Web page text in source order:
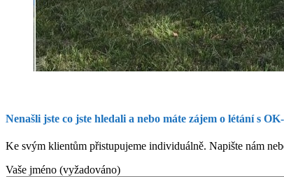
Nenašli jste co jste hledali a nebo máte zájem o létání s
Ke svým klientům přistupujeme individuálně. Napište nám
Vaše jméno (vyžadováno)